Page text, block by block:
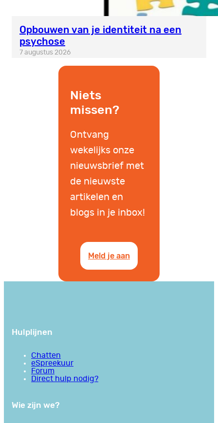
Opbouwen van je identiteit na een
psychose
7 augustus 2026
Niets
missen?
Ontvang
wekelijks onze
nieuwsbrief met
de nieuwste
artikelen en
blogs in je inbox!
Meld je aan
Hulplijnen
Chatten
eSpreekuur
Forum
Direct hulp nodig?
Wie zijn we?